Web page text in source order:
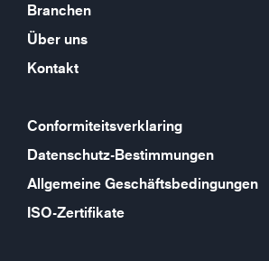
Branchen
Über uns
Kontakt
Conformiteitsverklaring
Datenschutz-Bestimmungen
Allgemeine Geschäftsbedingungen
ISO-Zertifikate